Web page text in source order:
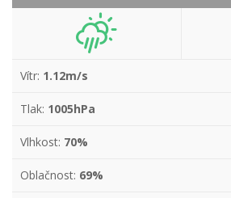
Vítr: 1.12m/s
Tlak: 1005hPa
Vlhkost: 70%
Oblačnost: 69%